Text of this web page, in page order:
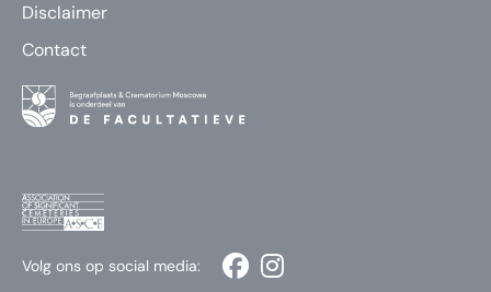
Disclaimer
Contact
Volg ons op social media: